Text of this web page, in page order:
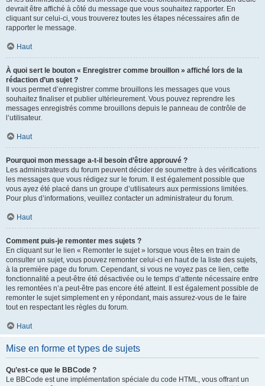
devrait être affiché à côté du message que vous souhaitez rapporter. En
cliquant sur celui-ci, vous trouverez toutes les étapes nécessaires afin de
rapporter le message.
Haut
À quoi sert le bouton « Enregistrer comme brouillon » affiché lors de la
rédaction d’un sujet ?
Il vous permet d’enregistrer comme brouillons les messages que vous
souhaitez finaliser et publier ultérieurement. Vous pouvez reprendre les
messages enregistrés comme brouillons depuis le panneau de contrôle de
l’utilisateur.
Haut
Pourquoi mon message a-t-il besoin d’être approuvé ?
Les administrateurs du forum peuvent décider de soumettre à des vérifications
les messages que vous rédigez sur le forum. Il est également possible que
vous ayez été placé dans un groupe d’utilisateurs aux permissions limitées.
Pour plus d’informations, veuillez contacter un administrateur du forum.
Haut
Comment puis-je remonter mes sujets ?
En cliquant sur le lien « Remonter le sujet » lorsque vous êtes en train de
consulter un sujet, vous pouvez remonter celui-ci en haut de la liste des sujets,
à la première page du forum. Cependant, si vous ne voyez pas ce lien, cette
fonctionnalité a peut-être été désactivée ou le temps d’attente nécessaire entre
les remontées n’a peut-être pas encore été atteint. Il est également possible de
remonter le sujet simplement en y répondant, mais assurez-vous de le faire
tout en respectant les règles du forum.
Haut
Mise en forme et types de sujets
Qu’est-ce que le BBCode ?
Le BBCode est une implémentation spéciale du code HTML, vous offrant un